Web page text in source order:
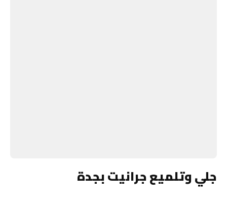
جلي وتلميع جرانيت بجدة